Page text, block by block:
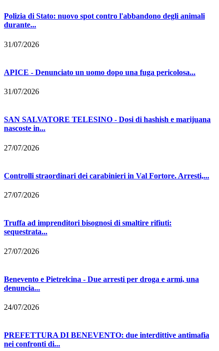
Polizia di Stato: nuovo spot contro l'abbandono degli animali
durante...
31/07/2026
APICE - Denunciato un uomo dopo una fuga pericolosa...
31/07/2026
SAN SALVATORE TELESINO - Dosi di hashish e marijuana
nascoste in...
27/07/2026
Controlli straordinari dei carabinieri in Val Fortore. Arresti,...
27/07/2026
Truffa ad imprenditori bisognosi di smaltire rifiuti:
sequestrata...
27/07/2026
Benevento e Pietrelcina - Due arresti per droga e armi, una
denuncia...
24/07/2026
PREFETTURA DI BENEVENTO: due interdittive antimafia
nei confronti di...